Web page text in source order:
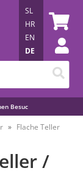
Besuc
SL
HR
EN
DE
Flache Teller
/